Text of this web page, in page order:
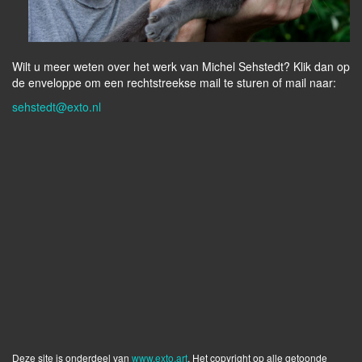
Wilt u meer weten over het werk van Michel Sehstedt? Klik dan op
de enveloppe om een rechtstreekse mail te sturen of mail naar:
sehstedt@exto.nl
Deze site is onderdeel van www.exto.art. Het copyright op alle getoonde